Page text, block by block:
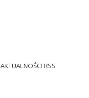
AKTUALNOŚCI RSS